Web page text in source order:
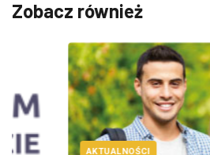
Zobacz również
AKTUALNOŚCI